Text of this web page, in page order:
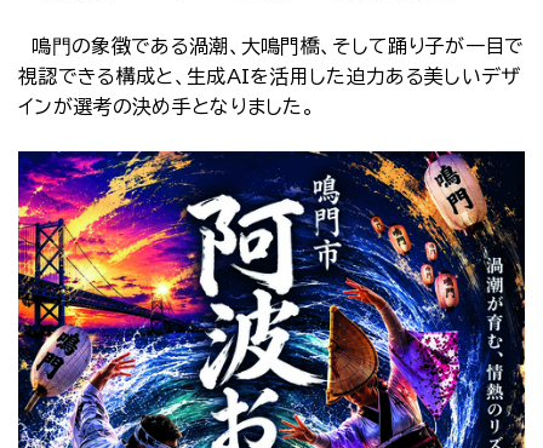
鳴⾨の象徴である渦潮、大鳴門橋、そして踊り子が一目で
視認できる構成と、生成AIを活用した迫力ある美しいデザ
インが選考の決め手となりました。